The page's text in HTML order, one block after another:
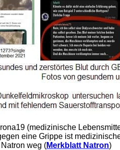
(medizinische
eine Grippe ist
weg (Merkblatt Natron)